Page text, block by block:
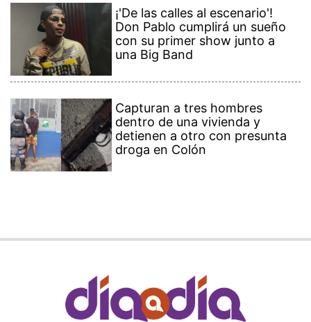
¡'De las calles al escenario'!
Don Pablo cumplirá un sueño
con su primer show junto a
una Big Band
Capturan a tres hombres
dentro de una vivienda y
detienen a otro con presunta
droga en Colón